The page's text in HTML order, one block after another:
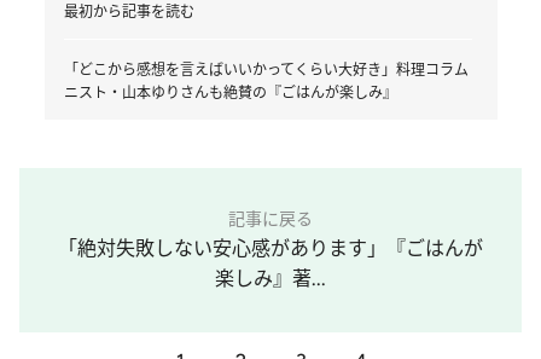
最初から記事を読む
「どこから感想を言えばいいかってくらい大好き」料理コラム
ニスト・山本ゆりさんも絶賛の『ごはんが楽しみ』
記事に戻る
「絶対失敗しない安心感があります」『ごはんが
楽しみ』著...